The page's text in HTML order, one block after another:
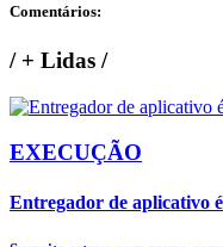
Comentários:
/+ Lidas /
EXECUÇÃO
Entregador de aplicativo